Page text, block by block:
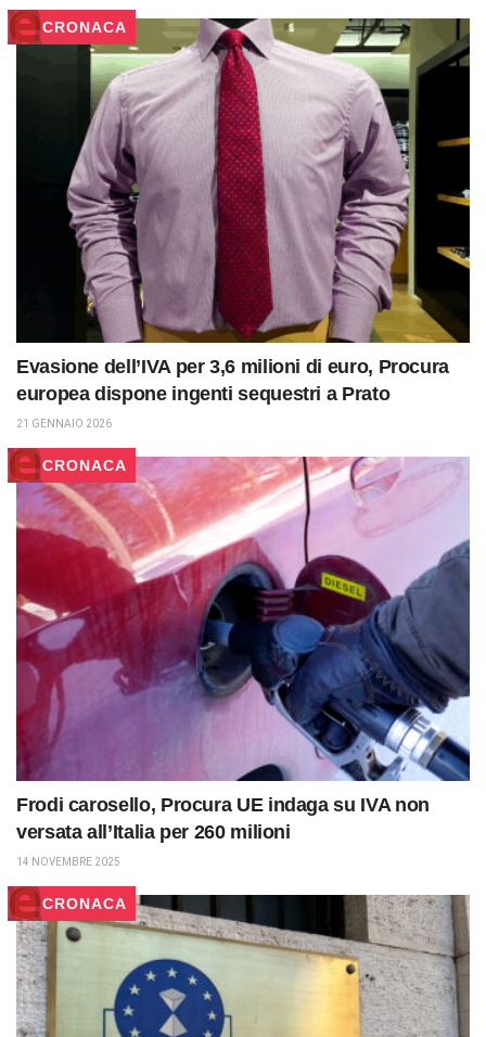
CRONACA
Evasione dell’IVA per 3,6 milioni di euro, Procura
europea dispone ingenti sequestri a Prato
21 GENNAIO 2026
CRONACA
Frodi carosello, Procura UE indaga su IVA non
versata all’Italia per 260 milioni
14 NOVEMBRE 2025
CRONACA